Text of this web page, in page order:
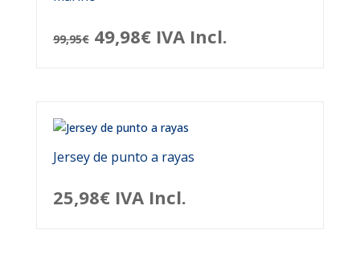
99,95€ El
era:
99,95€.
49,98€El
es:
49,98€.
IVA Incl.
Jersey de punto a rayas
25,98€ IVA Incl.